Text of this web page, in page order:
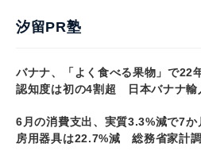
汐留PR塾
バナナ、「よく食べる果物」で
認知度は初の4割超 日本バナナ輸
6月の消費支出、実質3.3%減で7
房用器具は22.7%減 総務省家計